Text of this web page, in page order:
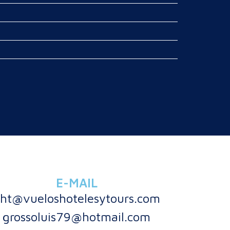
E-MAIL
grossoluis79@hotmail.com